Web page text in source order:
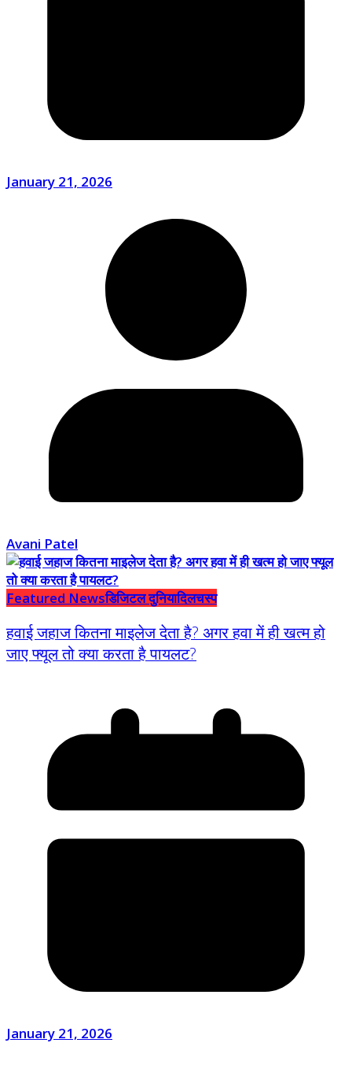
January 21, 2026
Avani Patel
Featured Newsडिजिटल दुनियादिलचस्प
हवाई जहाज कितना माइलेज देता है? अगर हवा में ही खत्म हो
जाए फ्यूल तो क्या करता है पायलट?
January 21, 2026